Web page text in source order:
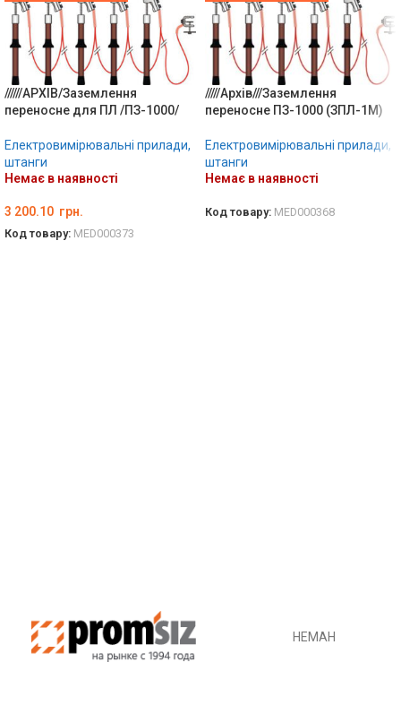
//////АРХІВ/Заземлення
переносне для ПЛ /ПЗ-1000/
Електровимірювальні прилади,
штанги
Немає в наявності
3 200.10 грн.
Код товару: MED000373
/////Архів///Заземлення
переносне ПЗ-1000 (ЗПЛ-1М)
Електровимірювальні прилади,
штанги
Немає в наявності
Код товару: MED000368
НЕМАН